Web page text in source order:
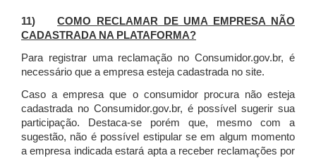
11)COMO RECLAMAR DE UMA EMPRESA NÃO
CADASTRADA NA PLATAFORMA?
Para registrar uma reclamação no Consumidor.gov.br, é
necessário que a empresa esteja cadastrada no site.
Caso a empresa que o consumidor procura não esteja
cadastrada no Consumidor.gov.br, é possível sugerir sua
participação. Destaca-se porém que, mesmo com a
sugestão, não é possível estipular se em algum momento
a empresa indicada estará apta a receber reclamações por